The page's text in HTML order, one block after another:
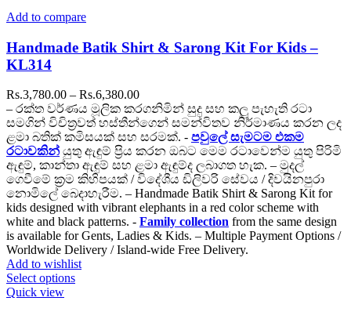
Add to compare
Handmade Batik Shirt & Sarong Kit For Kids –
KL314
Rs.3,780.00 – Rs.6,380.00Price
range:
Rs.3,780.00
through
Rs.6,380.00
– රක්ත වර්ණය මූලික කරගනිමින් සුදු සහ කලු පැහැති රටා
සමගින් විචිත්‍රවත් හස්තීන්ගෙන් සමන්විතව නිර්මාණය කරන ලද
ළමා බතික් කමිසයක් සහ සරමක්. - පවුලේ සැමටම එකම
රටාවකින් යුතු ඇඳුම් ප්‍රිය කරන ඔබට මෙම රටාවෙන්ම යුතු පිරිමි
ඇඳුම්, කාන්තා ඇඳුම් සහ ළමා ඇඳුම්ද ලබාගත හැක. – මුදල්
ගෙවීමේ ක්‍රම කිහිපයක් / විදේශීය ඩිලිවරි සේවය / දිවයිනපුරා
නොමිලේ බෙදාහැරීම. – Handmade Batik Shirt & Sarong Kit for
kids designed with vibrant elephants in a red color scheme with
white and black patterns. - Family collection from the same design
is available for Gents, Ladies & Kids. – Multiple Payment Options /
Worldwide Delivery / Island-wide Free Delivery.
Add to wishlist
Select optionsThis
Quick view